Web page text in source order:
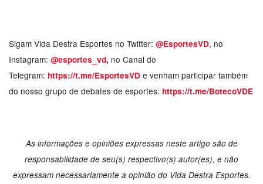
Sigam Vida Destra Esportes no Twitter: @EsportesVD, no
Instagram: @esportes_vd, no Canal do
Telegram: https://t.me/EsportesVD e venham participar também
do nosso grupo de debates de esportes: https://t.me/BotecoVDE
As informações e opiniões expressas neste artigo são de
responsabilidade de seu(s) respectivo(s) autor(es), e não
expressam necessariamente a opinião do Vida Destra Esportes.